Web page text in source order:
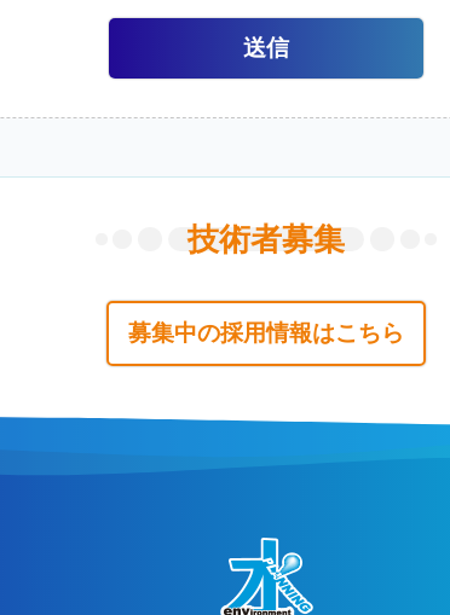
技術者募集
募集中の採用情報はこちら